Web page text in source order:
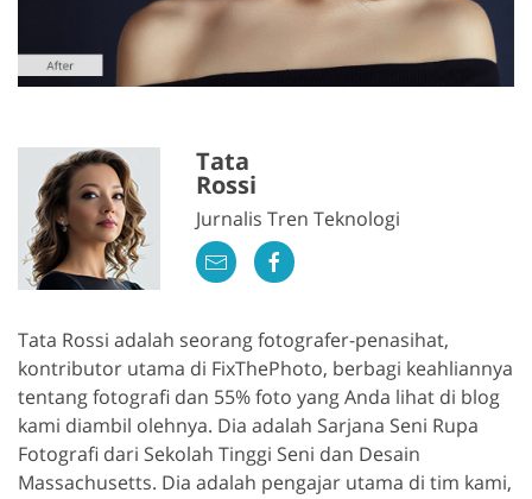
Tata
Rossi
Jurnalis Tren Teknologi
Tata Rossi adalah seorang fotografer-penasihat,
kontributor utama di FixThePhoto, berbagi keahliannya
tentang fotografi dan 55% foto yang Anda lihat di blog
kami diambil olehnya. Dia adalah Sarjana Seni Rupa
Fotografi dari Sekolah Tinggi Seni dan Desain
Massachusetts. Dia adalah pengajar utama di tim kami,